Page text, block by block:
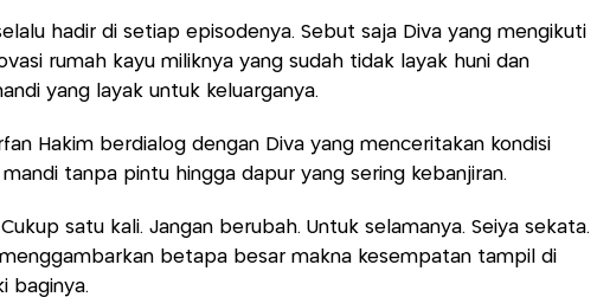
hadir di setiap episodenya. Sebut saja Diva yang mengikuti
rumah kayu miliknya yang sudah tidak layak huni dan
yang layak untuk keluarganya.
Hakim berdialog dengan Diva yang menceritakan kondisi
tanpa pintu hingga dapur yang sering kebanjiran.
satu kali. Jangan berubah. Untuk selamanya. Seiya sekata.
menggambarkan betapa besar makna kesempatan tampil di
baginya.